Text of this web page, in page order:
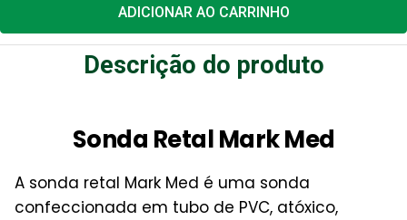
ADICIONAR AO CARRINHO
Descrição do produto
Sonda Retal Mark Med
A sonda retal Mark Med é uma sonda
confeccionada em tubo de PVC, atóxico,